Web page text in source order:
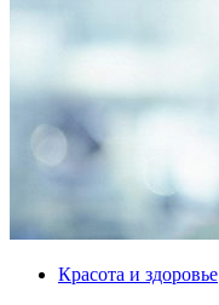
Красота и здоровье